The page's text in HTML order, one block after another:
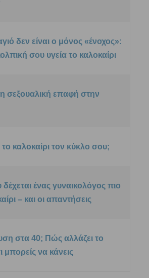
δεν είναι ο μόνος «ένοχος»:
σου υγεία το καλοκαίρι
σεξουαλική επαφή στην
καλοκαίρι τον κύκλο σου;
ένας γυναικολόγος πιο
– και οι απαντήσεις
στα 40; Πώς αλλάζει το
μπορείς να κάνεις